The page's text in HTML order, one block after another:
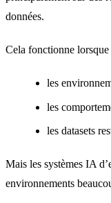
données.
Cela fonctionne lorsque
les
les
les datasets
Mais les systèmes IA
environnements